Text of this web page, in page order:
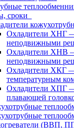
сроки
Охладители ХНГ
неподвижными
Охладители ХНВ
неподвижными
Охладители ХКГ —
температурным
Охладители ХПГ
плавающей
(ВВП,